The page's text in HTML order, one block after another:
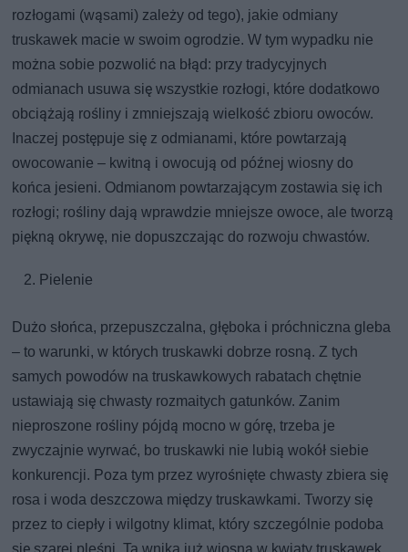
rozłogami (wąsami) zależy od tego), jakie odmiany
truskawek macie w swoim ogrodzie. W tym wypadku nie
można sobie pozwolić na błąd: przy tradycyjnych
odmianach usuwa się wszystkie rozłogi, które dodatkowo
obciążają rośliny i zmniejszają wielkość zbioru owoców.
Inaczej postępuje się z odmianami, które powtarzają
owocowanie – kwitną i owocują od późnej wiosny do
końca jesieni. Odmianom powtarzającym zostawia się ich
rozłogi; rośliny dają wprawdzie mniejsze owoce, ale tworzą
piękną okrywę, nie dopuszczając do rozwoju chwastów.
Pielenie
Dużo słońca, przepuszczalna, głęboka i próchniczna gleba
– to warunki, w których truskawki dobrze rosną. Z tych
samych powodów na truskawkowych rabatach chętnie
ustawiają się chwasty rozmaitych gatunków. Zanim
nieproszone rośliny pójdą mocno w górę, trzeba je
zwyczajnie wyrwać, bo truskawki nie lubią wokół siebie
konkurencji. Poza tym przez wyrośnięte chwasty zbiera się
rosa i woda deszczowa między truskawkami. Tworzy się
przez to ciepły i wilgotny klimat, który szczególnie podoba